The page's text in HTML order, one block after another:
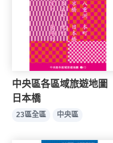
中央區各區域旅遊地圖
日本橋
23區全區 中央區